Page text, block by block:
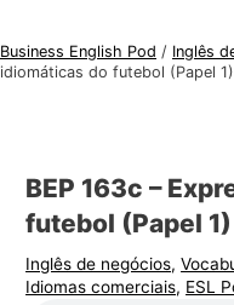
Business English Pod / Inglês
idiomáticas do futebol (Papel 1)
BEP 163c –
futebol (Papel 1)
Inglês de negócios,
Idiomas comerciais, ESL
i
ê
s
p
a